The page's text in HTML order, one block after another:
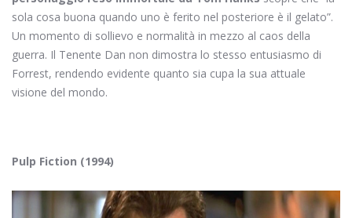
sola cosa buona quando uno è ferito nel posteriore è il gelato”.
Un momento di sollievo e normalità in mezzo al caos della
guerra. Il Tenente Dan non dimostra lo stesso entusiasmo di
Forrest, rendendo evidente quanto sia cupa la sua attuale
visione del mondo.
Pulp Fiction (1994)